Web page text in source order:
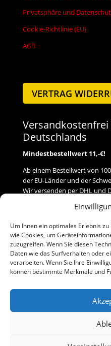
Um Ihnen ein optimales Erlebnis
wie Cookies, um
zuzugreifen. Wenn Sie diesen
Daten wie das Surfverhalten oder
verarbeiten. Wenn Sie Ihre
können bestimmte Merkmale und
Privatsphäre und
Cookie-Richtlinie (EU)
AGB
VERTRAG
Deutschlands
Mindestbestellwert 11,-€!
Ab einem Bestellwert von
der EU-Länder und der
Wir versenden per DHL und
Versand
Zahlung
Baumann
Telefon (0 91 61) 33 84